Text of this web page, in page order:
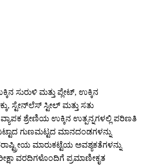
ಸುರುಳಿ ಮತ್ತು ಪ್ಲೇಟ್, ಉಕ್ಕಿನ
ಸ್ಟೇನ್‌ಲೆಸ್ ಸ್ಟೀಲ್ ಮತ್ತು ಸತು
ಶ್ರೇಣಿಯ ಉಕ್ಕಿನ ಉತ್ಪನ್ನಗಳಲ್ಲಿ ಪರಿಣತಿ
ಗುಣಮಟ್ಟದ ಮಾನದಂಡಗಳನ್ನು
ಮಾರುಕಟ್ಟೆಯ ಅವಶ್ಯಕತೆಗಳನ್ನು
ವರದಿಗಳೊಂದಿಗೆ ಪ್ರಮಾಣೀಕೃತ